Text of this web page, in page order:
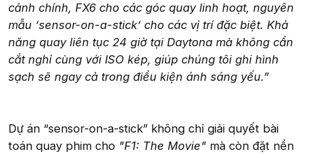
cảnh chính, FX6 cho các góc quay linh hoạt, nguyên
mẫu ‘sensor-on-a-stick’ cho các vị trí đặc biệt. Khả
năng quay liên tục 24 giờ tại Daytona mà không cần
cắt nghỉ cùng với ISO kép, giúp chúng tôi ghi hình
sạch sẽ ngay cả trong điều kiện ánh sáng yếu.”
Dự án “sensor-on-a-stick” không chỉ giải quyết bài
toán quay phim cho "F1: The Movie" mà còn đặt nền